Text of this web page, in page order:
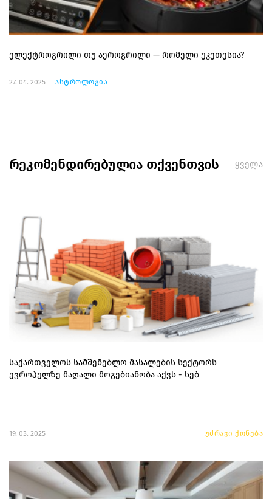
ელექტროგრილი თუ აეროგრილი — რომელი უკეთესია?
27. 04. 2025 ასტროლოგია
რეკომენდირებულია თქვენთვის ყველა
საქართველოს სამშენებლო მასალების სექტორს
ევროპულზე მაღალი მოგებიანობა აქვს - სებ
19. 03. 2025 უძრავი ქონება